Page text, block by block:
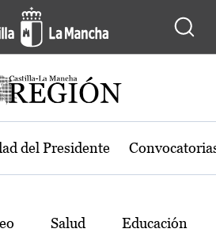
de Castilla-La
del Presidente
Salud Educación